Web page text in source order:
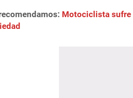
Motociclista sufre